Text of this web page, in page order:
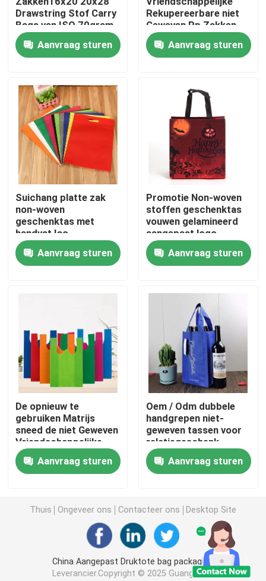
Over ons
Contacten
Producten
Video's
Kleurboek afdrukken
Prentenboekdruk
De Druk van het Hardcovernotitieboekje
Volledige Kleur Gedrukte Dozen
Voor het drukken geschikt Engels Woordenboek
Voor het drukken geschikte Bureaukalender
Gedrukt Document Verpakkend Vakje
Duidelijke Blaardoos
Zelfklevende Sticker
Drawstring Stof Carry
Bags van ISO 70gram
niet
Aanvraag sturen
Rekupereerbare niet
Geweven Pp Zakken
Opnieuw te gebruiken
met Sterke
Handvatten
Aanvraag sturen
Suichang platte zak
non-woven
geschenktas met
handvat Iso-
goedkeuring
Aanvraag sturen
Promotie Non-woven
stoffen geschenktas
vouwen gelamineerd
aangepast logo
Aanvraag sturen
De opnieuw te
gebruiken Matrijs
sneed de niet Geweven
Vriendschappelijke
Aangepaste Kleur van
Zakkeneco
Aanvraag sturen
Oem / Odm dubbele
handgrepen niet-
geweven tassen voor
relatiegeschenk
Aanvraag sturen
Thuis Ongeveer ons Contacteer ons Desktop Site
China Aangepast Druktote bag packaging
Leverancier.Copyright © 2025 Guangzhou